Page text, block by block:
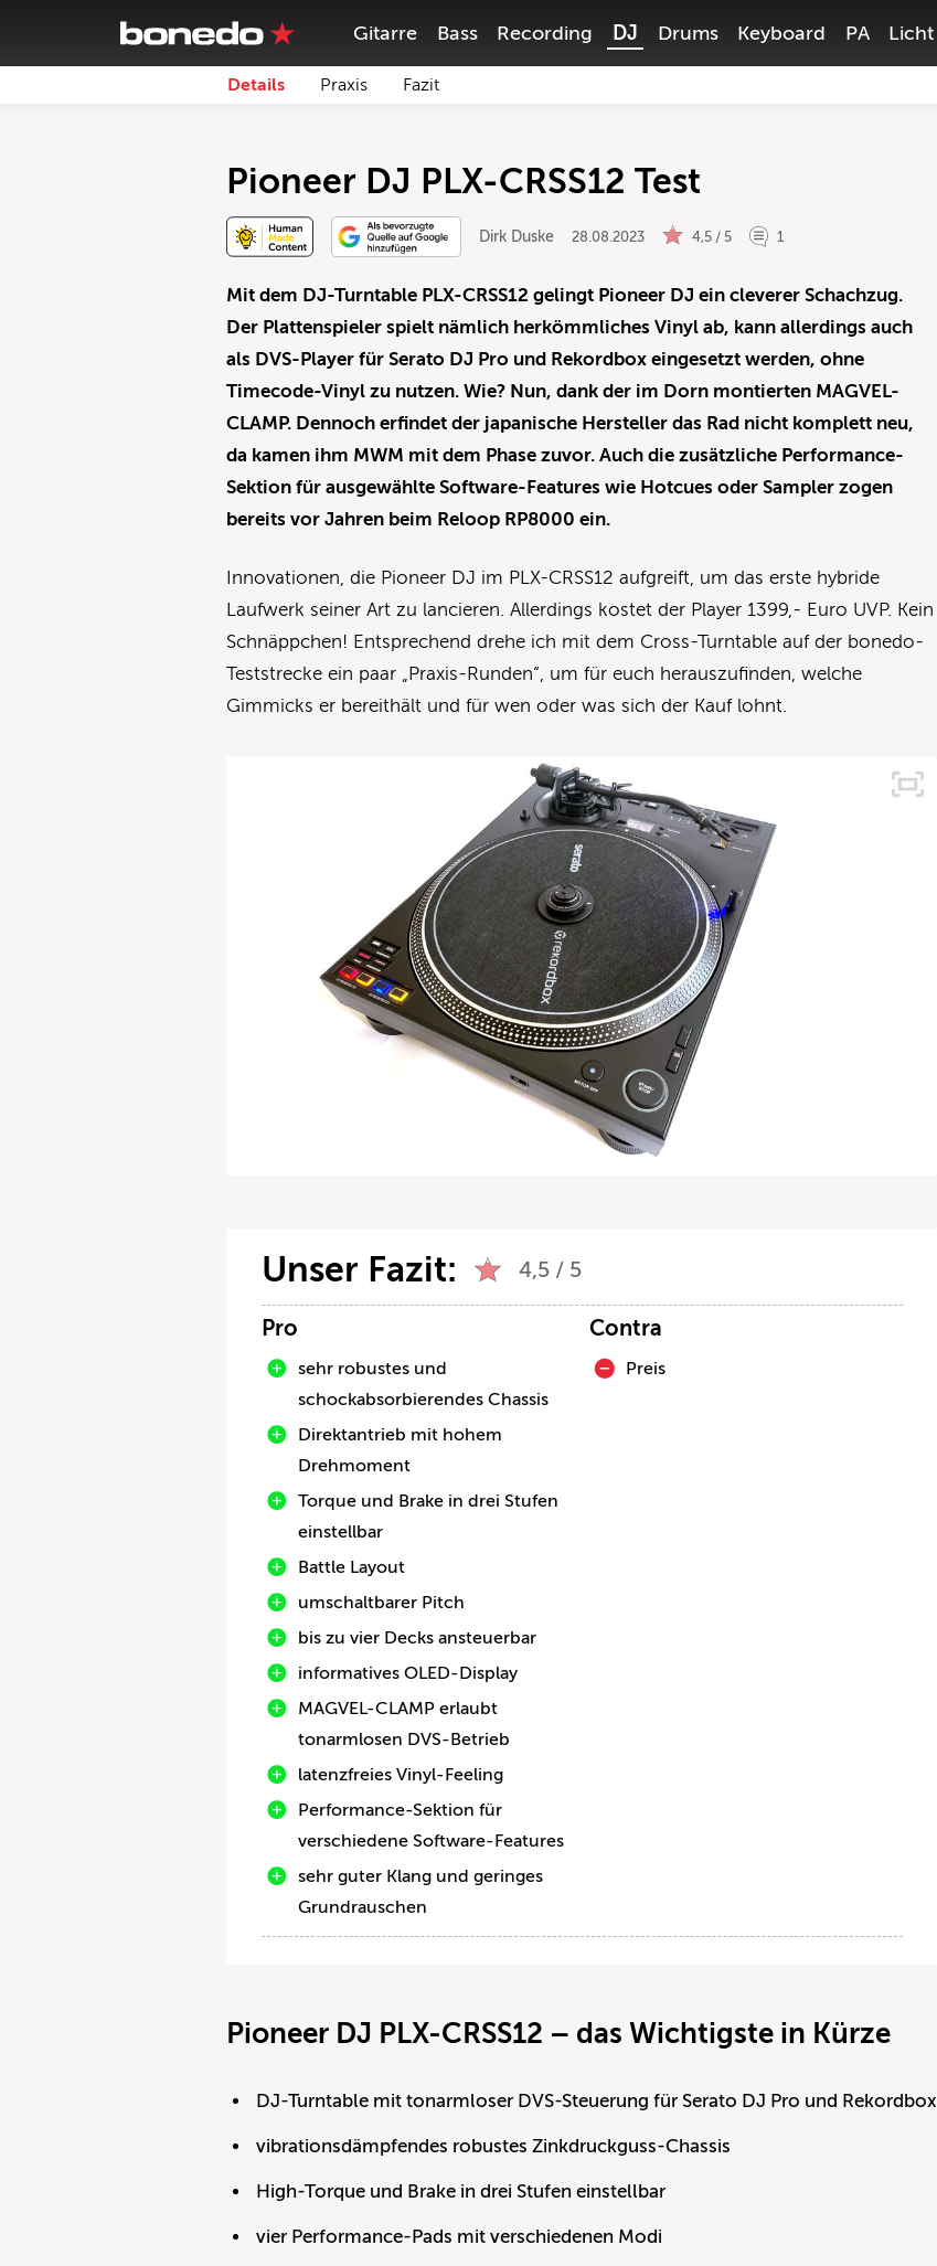
Gitarre Bass Recording DJ Drums Keyboard PA Licht
Details Praxis Fazit
Pioneer DJ PLX-CRSS12 Test
Dirk Duske 28.08.2023 4,5 / 5 1
Mit dem DJ-Turntable PLX-CRSS12 gelingt Pioneer DJ ein cleverer Schachzug.
Der Plattenspieler spielt nämlich herkömmliches Vinyl ab, kann allerdings auch
als DVS-Player für Serato DJ Pro und Rekordbox eingesetzt werden, ohne
Timecode-Vinyl zu nutzen. Wie? Nun, dank der im Dorn montierten MAGVEL-
CLAMP. Dennoch erfindet der japanische Hersteller das Rad nicht komplett neu,
da kamen ihm MWM mit dem Phase zuvor. Auch die zusätzliche Performance-
Sektion für ausgewählte Software-Features wie Hotcues oder Sampler zogen
bereits vor Jahren beim Reloop RP8000 ein.
Innovationen, die Pioneer DJ im PLX-CRSS12 aufgreift, um das erste hybride
Laufwerk seiner Art zu lancieren. Allerdings kostet der Player 1399,- Euro UVP. Kein
Schnäppchen! Entsprechend drehe ich mit dem Cross-Turntable auf der bonedo-
Teststrecke ein paar „Praxis-Runden“, um für euch herauszufinden, welche
Gimmicks er bereithält und für wen oder was sich der Kauf lohnt.
Unser Fazit: 4,5 / 5
Pro
sehr robustes und
schockabsorbierendes Chassis
Direktantrieb mit hohem
Drehmoment
Torque und Brake in drei Stufen
einstellbar
Battle Layout
umschaltbarer Pitch
bis zu vier Decks ansteuerbar
informatives OLED-Display
MAGVEL-CLAMP erlaubt
tonarmlosen DVS-Betrieb
latenzfreies Vinyl-Feeling
Performance-Sektion für
verschiedene Software-Features
sehr guter Klang und geringes
Grundrauschen
Contra
Preis
Pioneer DJ PLX-CRSS12 – das Wichtigste in Kürze
DJ-Turntable mit tonarmloser DVS-Steuerung für Serato DJ Pro und Rekordbox
vibrationsdämpfendes robustes Zinkdruckguss-Chassis
High-Torque und Brake in drei Stufen einstellbar
vier Performance-Pads mit verschiedenen Modi